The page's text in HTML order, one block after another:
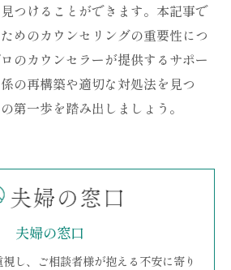
つけることができます。本記事で
めのカウンセリングの重要性につ
のカウンセラーが提供するサポー
の再構築や適切な対処法を見つ
第一歩を踏み出しましょう。
夫婦の窓口
し、ご相談者様が抱える不安に寄り